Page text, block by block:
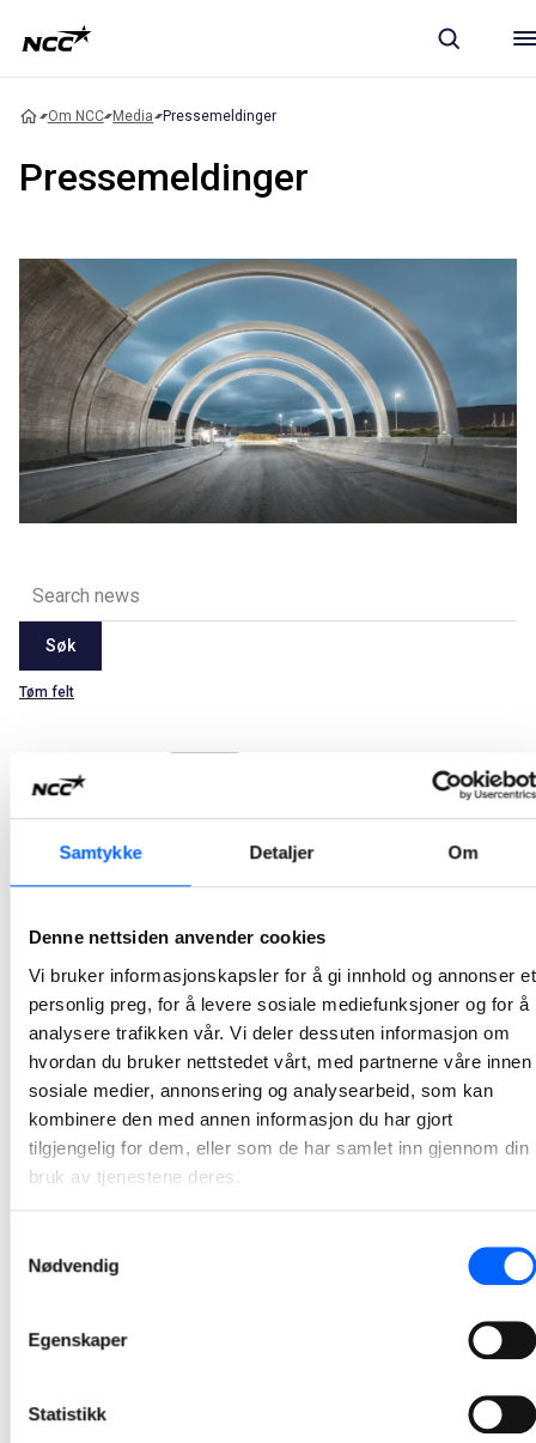
Samtykke Detaljer Om
Denne nettsiden anvender cookies
Vi bruker informasjonskapsler for å gi innhold og annonser et
personlig preg, for å levere sosiale mediefunksjoner og for å
analysere trafikken vår. Vi deler dessuten informasjon om
hvordan du bruker nettstedet vårt, med partnerne våre innen
sosiale medier, annonsering og analysearbeid, som kan
kombinere den med annen informasjon du har gjort
tilgjengelig for dem, eller som de har samlet inn gjennom din
bruk av tjenestene deres.
Nødvendig
Egenskaper
Statistikk
Om NCC Media Pressemeldinger
Pressemeldinger
Søk
Tøm felt
Latest2026
Alle Jan Feb Mar Apr May Jun Jul
Aug
Sep
Oct
NCC bygger ubåtkai for Forsvarsbygg
På oppdrag for Forsvarsbygg skal NCC bygge ny ubåtkai på marinebasen Haakonsvern i Bergen. Kontrakten ble nylig signert og har en verdi på om lag 450 millioner norske kroner.
2024-04-12 08:00